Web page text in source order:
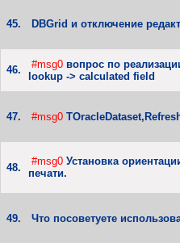
45. DBGrid и отключение
46. #msg0 вопрос по
lookup -> calculated field
47. #msg0
48.
#msg0 Установка
печати.
49. Что посоветуете